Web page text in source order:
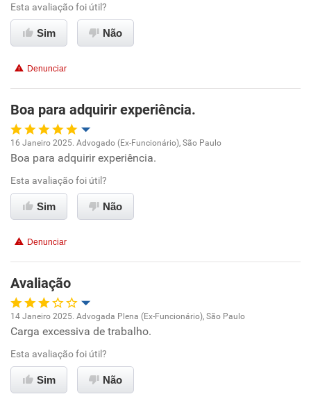
Ambiente de trabalho
Conciliação com a vida familiar
Recomenda esta empresa
Recomenda a diretoria
Esta avaliação foi útil?
Sim Não
Denunciar
Boa para adquirir experiência.
Oportunidade de promoção
Ambiente de trabalho
Benefícios
Recomenda esta empresa
Recomenda a diretoria
16 Janeiro 2025. Advogado (Ex-Funcionário), São Paulo
Boa para adquirir experiência.
Esta avaliação foi útil?
Sim Não
Denunciar
Avaliação
Oportunidade de promoção
Ambiente de trabalho
14 Janeiro 2025. Advogada Plena (Ex-Funcionário), São Paulo
Carga excessiva de trabalho.
Esta avaliação foi útil?
Sim Não